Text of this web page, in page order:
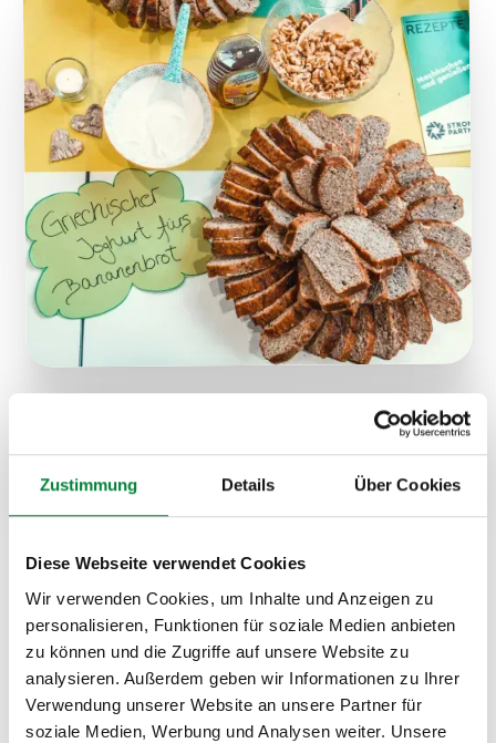
Zustimmung Details Über Cookies
Diese Webseite verwendet Cookies
Wir verwenden Cookies, um Inhalte und Anzeigen zu
personalisieren, Funktionen für soziale Medien anbieten
zu können und die Zugriffe auf unsere Website zu
analysieren. Außerdem geben wir Informationen zu Ihrer
Verwendung unserer Website an unsere Partner für
soziale Medien, Werbung und Analysen weiter. Unsere
Formate, Zielgruppen und
Einsatzmöglichkeiten
Unternehmen mit einer signifikanten Außendienst-
Außendienst, Servicetechniker und alle anderen
Berufsgruppen, die den Großteil ihrer Arbeitszeit mobil
verbringen. Der Vortrag eignet sich als eigenständiger
Baustein bei
Gesundheitstagen
mit einem dedizierten
Außendienst-Programmpunkt, bei regionalen